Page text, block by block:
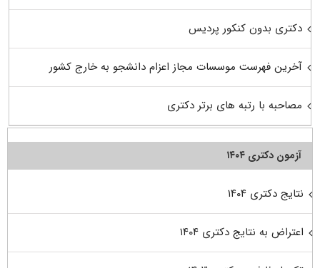
دکتری بدون کنکور پردیس
آخرین فهرست موسسات مجاز اعزام دانشجو به خارج کشور
مصاحبه با رتبه های برتر دکتری
آزمون دکتری ۱۴۰۴
نتایج دکتری ۱۴۰۴
اعتراض به نتایج دکتری ۱۴۰۴